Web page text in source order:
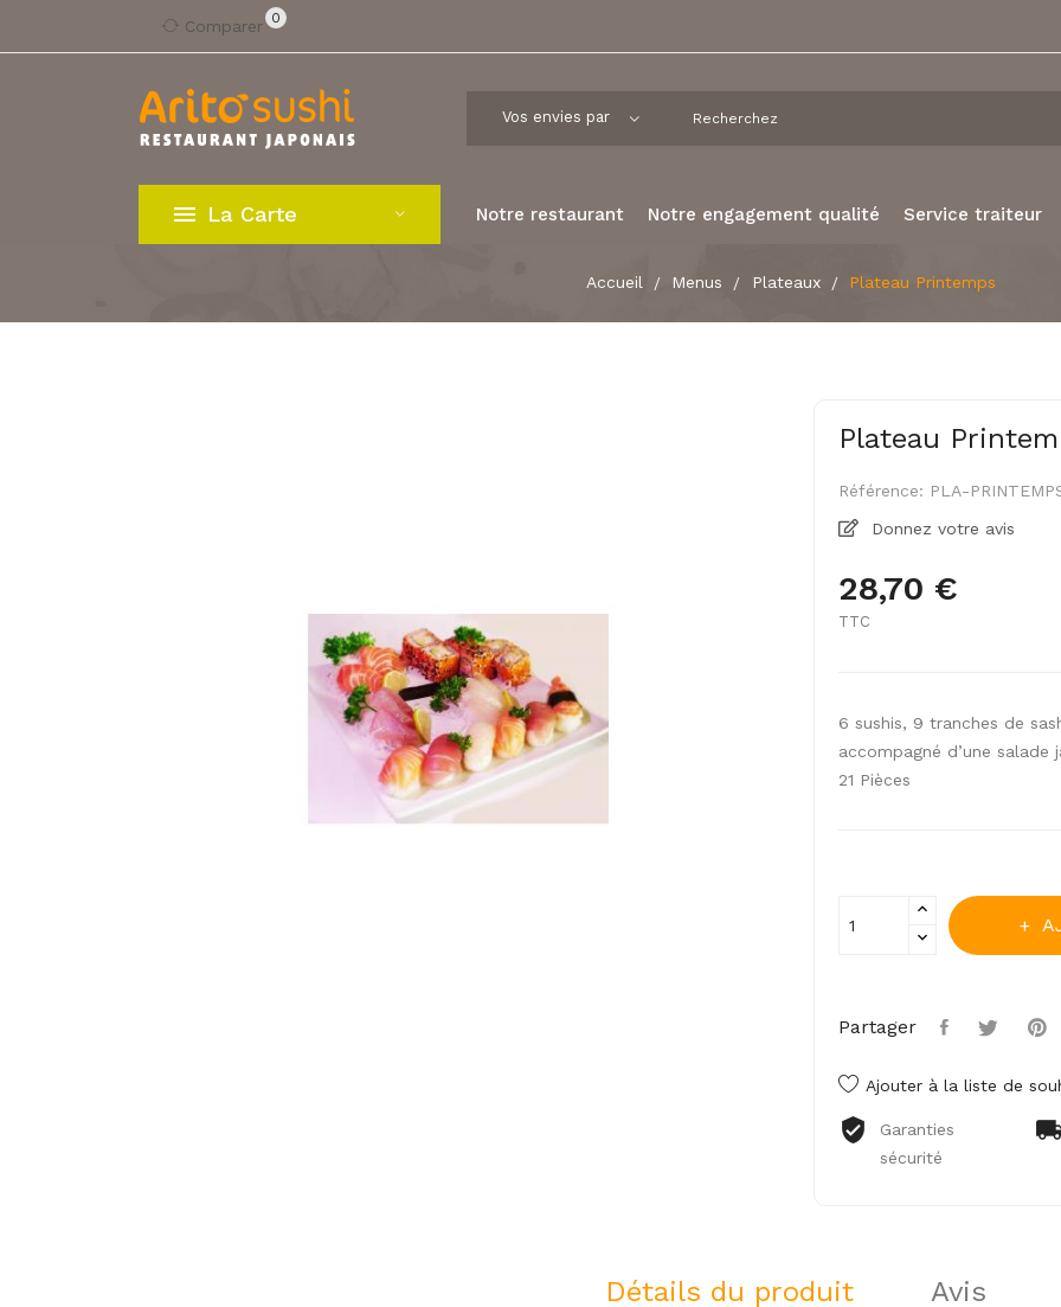
Comparer 0
La Carte Notre restaurant Notre engagement qualité Service traiteur
Accueil Menus Plateaux Plateau Printemps
Plateau
Référence: PLA-
Donnez votre avis
28,70 €
TTC
6 sushis, 9 tranches de
accompagné d’une salade
21 Pièces
Partager
Ajouter à la liste de
Garanties
sécurité
Détails du produit Avis